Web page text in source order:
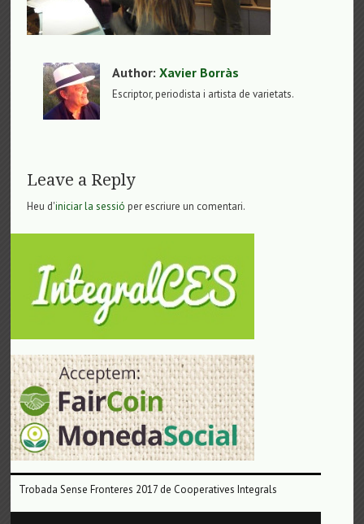
Author:Xavier Borràs
Escriptor, periodista i artista de varietats.
Leave a Reply
Heu d'iniciar la sessió per escriure un comentari.
Trobada Sense Fronteres 2017 de Cooperatives Integrals